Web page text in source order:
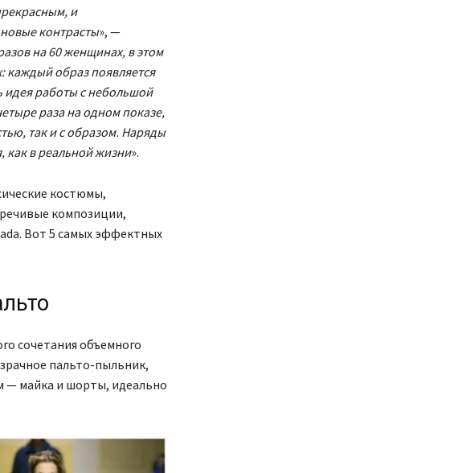
и
контрасты», —
на 60 женщинах, в этом
каждый образ появляется
идея работы с небольшой
раза на одном показе,
так и с образом. Наряды
как в реальной жизни».
костюмы,
композиции,
Вот 5 самых эффектных
сочетания объемного
пальто-пыльник,
— майка и шорты, идеально